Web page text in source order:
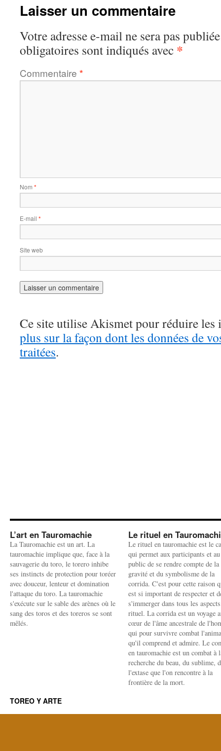
Laisser un commentaire
Votre adresse e-mail ne sera pas
obligatoires sont indiqués avec *
Commentaire *
Nom *
E-mail *
Site web
Ce site utilise Akismet pour réduire les
plus sur la façon dont les données de
traitées.
L’art en Tauromachie
La Tauromachie est un art. La
tauromachie implique que, face à la
sauvagerie du toro, le torero inhibe
ses instincts de protection pour toréer
avec douceur, lenteur et domination
l'attaque du toro. La tauromachie
s'exécute sur le sable des arènes où le
sang des toros et des toreros se sont
mêlés.
Le rituel en
Le rituel en tauromachie est le
qui permet aux participants et au
public de se rendre compte de la
gravité et du symbolisme de la
corrida. C'est pour cette raison
est si important de respecter et
s'immerger dans tous les
rituel. La corrida est un voyage
cœur de l'âme ancestrale de
qui pour survivre combat
qu'il comprend et admire. Le
en tauromachie est un combat à
recherche du beau, du sublime,
l'extase que l'on rencontre à la
frontière de la mort.
TOREO Y ARTE